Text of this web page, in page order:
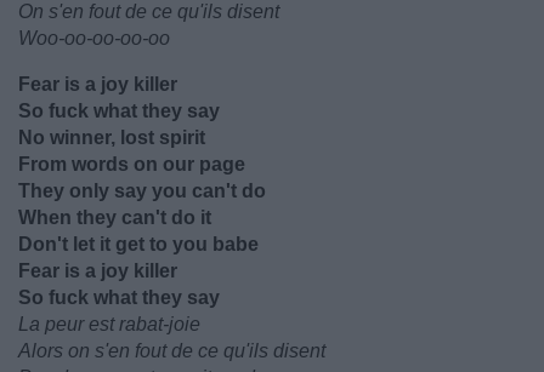
On s'en fout de ce qu'ils disent
Woo-oo-oo-oo-oo
Fear is a joy killer
So fuck what they say
No winner, lost spirit
From words on our page
They only say you can't do
When they can't do it
Don't let it get to you babe
Fear is a joy killer
So fuck what they say
La peur est rabat-joie
Alors on s'en fout de ce qu'ils disent